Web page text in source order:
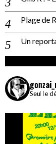
Plage de
Un
Seul le